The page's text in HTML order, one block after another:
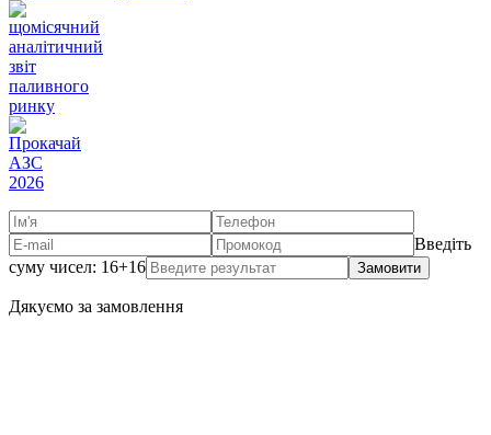
Введіть
суму чисел: 16+16
Замовити
Дякуємо за замовлення